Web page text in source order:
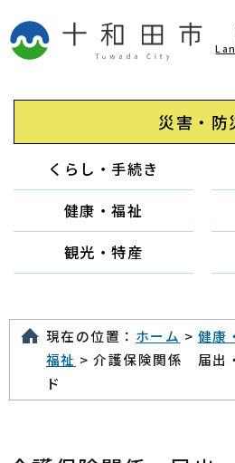
災害・防
くらし・手続き
健康・福祉
観光・特産
現在の位置： ホーム > 健康
福祉 > 介護保険関係 届出
ド